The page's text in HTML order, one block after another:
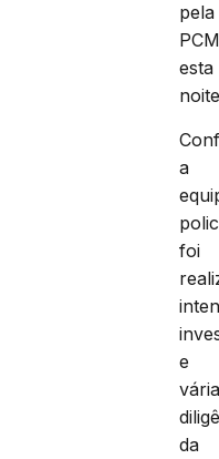
pela
esta
a
foi
e
da